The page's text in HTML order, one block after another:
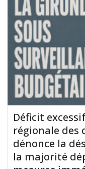
Déficit
régionale des
dénonce la
la majorité